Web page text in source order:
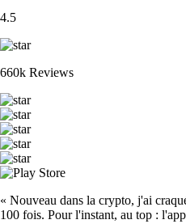
4.5
660k Reviews
« Nouveau dans la crypto, j'ai
100 fois. Pour l'instant, au top :